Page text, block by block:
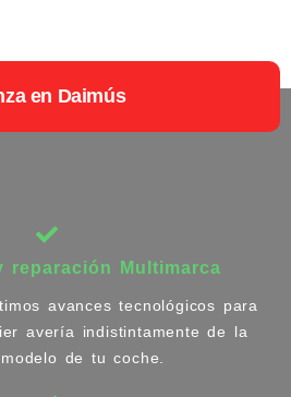
en Daimús
reparación Multimarca
avances tecnológicos para
avería indistintamente de la
de tu coche.